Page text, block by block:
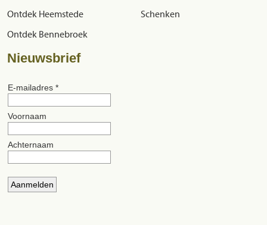
Ontdek Heemstede
Ontdek Bennebroek
Schenken
Nieuwsbrief